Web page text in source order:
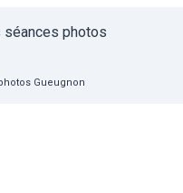
séances photos
Gueugnon